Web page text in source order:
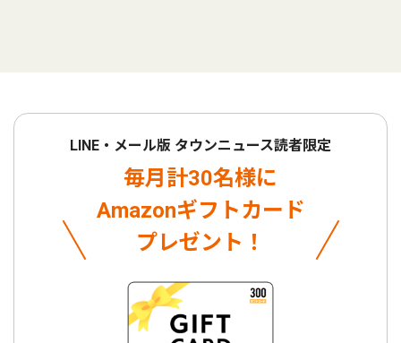
LINE・メール版 タウンニュース読者限定
毎月計30名様に
Amazonギフトカード
プレゼント！